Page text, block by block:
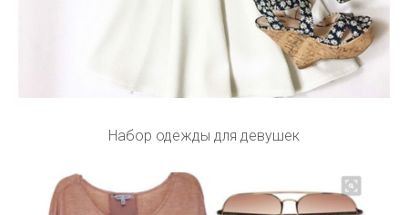
Набор одежды для девушек